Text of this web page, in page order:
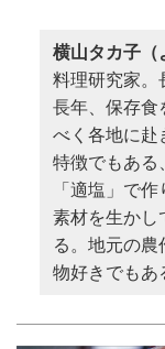
横山タカ子（
料理研究家。
長年、保存食
べく各地に赴
特徴でもある
「適塩」で
素材を生かし
る。地元の
物好きでもあ